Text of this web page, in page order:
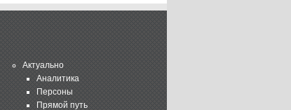
Актуально
Аналитика
Персоны
Прямой путь